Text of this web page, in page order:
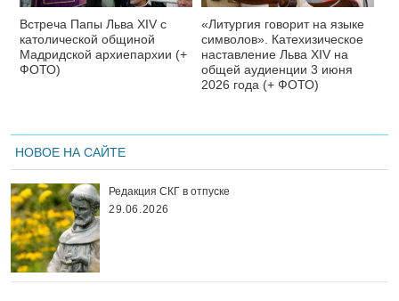
Встреча Папы Льва XIV с
католической общиной
Мадридской архиепархии (+
ФОТО)
«Литургия говорит на языке
символов». Катехизическое
наставление Льва XIV на
общей аудиенции 3 июня
2026 года (+ ФОТО)
НОВОЕ НА САЙТЕ
Редакция СКГ в отпуске
29.06.2026